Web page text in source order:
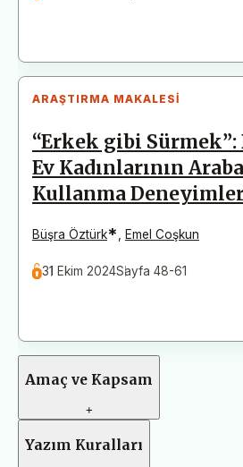
ARAŞTIRMA MAKALESI
“Erkek gibi Sürmek”:
Ev Kadınlarının Araba
Kullanma
Büşra Öztürk* Emel Coşkun
31 Ekim 2024Sayfa 48-61
Amaç ve Kapsam
+
Yazım Kuralları